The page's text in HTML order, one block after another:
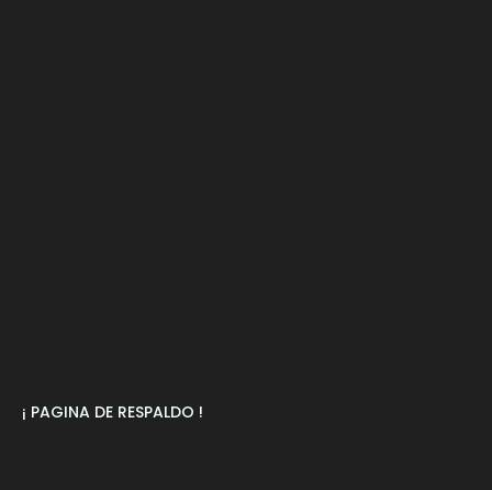
¡ PAGINA DE RESPALDO !